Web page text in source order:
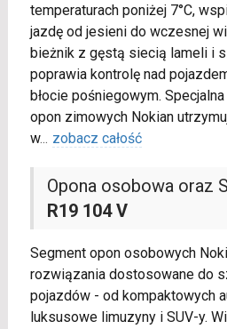
temperaturach poniżej 7°C,
jazdę od jesieni do wczesnej
bieżnik z gęstą siecią lameli i
poprawia kontrolę nad
błocie pośniegowym.
opon zimowych Nokian
w... zobacz całość
Opona osobowa oraz
R19 104 V
Segment opon osobowych
rozwiązania dostosowane do
pojazdów - od kompaktowych
luksusowe limuzyny i SUV-y.